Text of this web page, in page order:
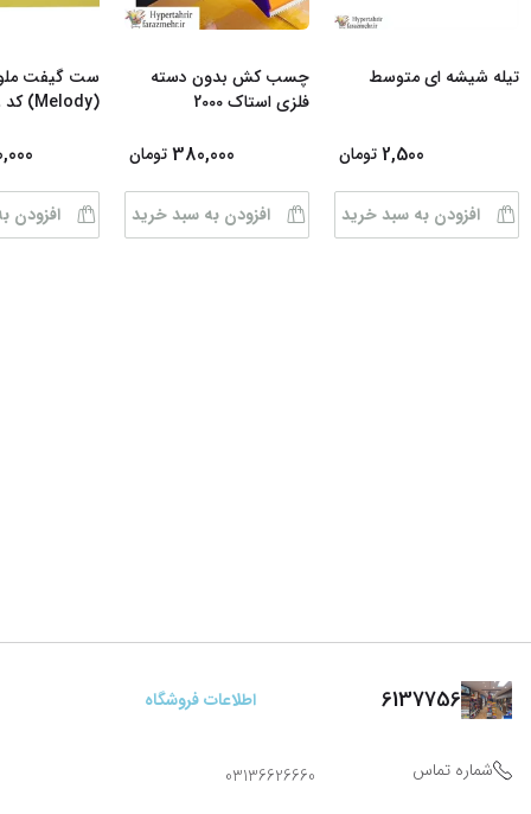
تیله شیشه ای متوسط
2,500 تومان
افزودن به سبد خرید
چسب کش بدون دسته
فلزی استاک 2000
380,000 تومان
افزودن به سبد خرید
ست گیفت
(Melody) کد 68
افزودن
6137756 اطلاعات فروشگاه
شماره تماس 03136626660